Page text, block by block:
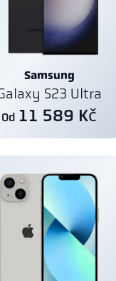
Samsung
S23 Ultra
Od 11 589 Kč